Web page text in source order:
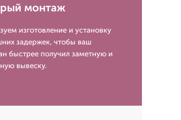
монтаж
изготовление и установку
задержек, чтобы ваш
быстрее получил заметную и
вывеску.